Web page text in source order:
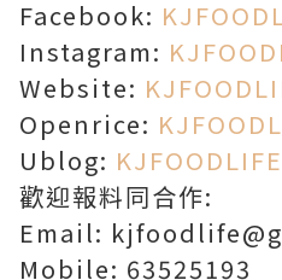
Facebook:
Instagram:
Website:
Openrice:
Ublog:
歡迎報料同合作:
Email:
Mobile: 63525193